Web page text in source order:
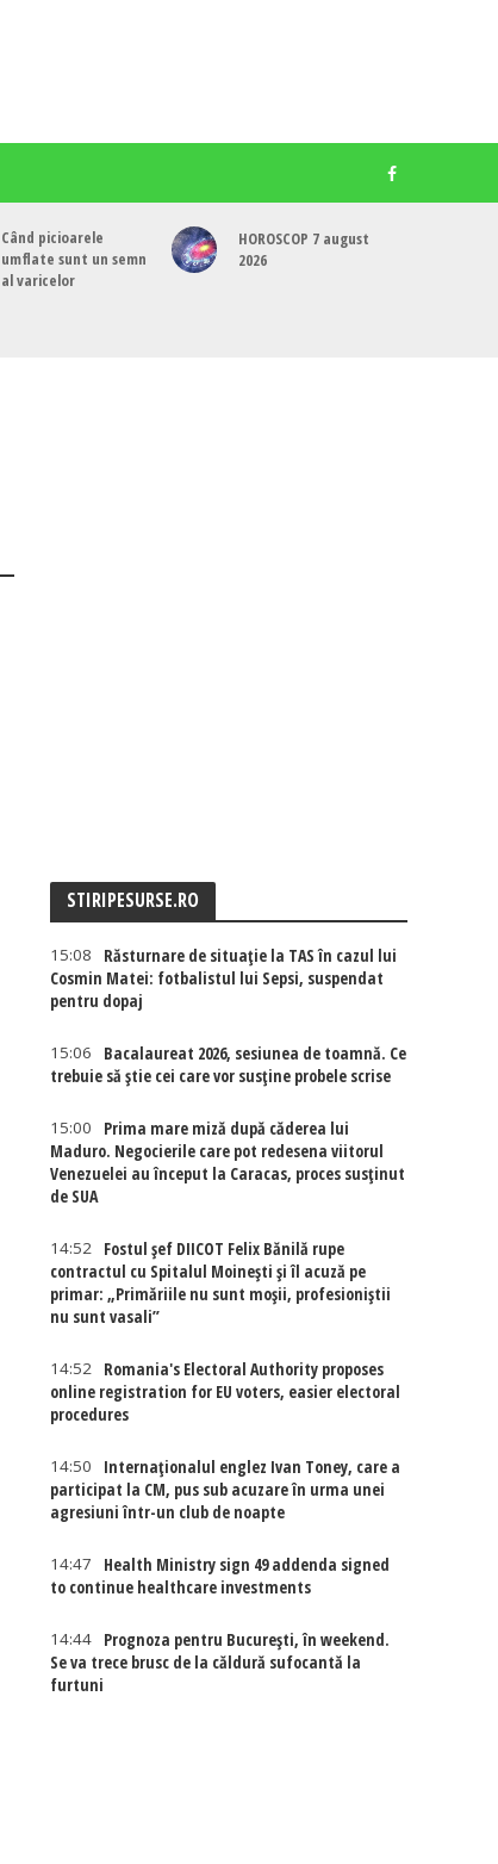
Când picioarele
umflate sunt un semn
al varicelor
HOROSCOP 7 august
2026
STIRIPESURSE.RO
15:08
Răsturnare de situație la TAS în cazul lui
Cosmin Matei: fotbalistul lui Sepsi, suspendat
pentru dopaj
15:06
Bacalaureat 2026, sesiunea de toamnă. Ce
trebuie să știe cei care vor susține probele scrise
15:00
Prima mare miză după căderea lui
Maduro. Negocierile care pot redesena viitorul
Venezuelei au început la Caracas, proces susținut
de SUA
14:52
Fostul șef DIICOT Felix Bănilă rupe
contractul cu Spitalul Moinești și îl acuză pe
primar: „Primăriile nu sunt moșii, profesioniștii
nu sunt vasali”
14:52
Romania's Electoral Authority proposes
online registration for EU voters, easier electoral
procedures
14:50
Internaţionalul englez Ivan Toney, care a
participat la CM, pus sub acuzare în urma unei
agresiuni într-un club de noapte
14:47
Health Ministry sign 49 addenda signed
to continue healthcare investments
14:44
Prognoza pentru București, în weekend.
Se va trece brusc de la căldură sufocantă la
furtuni